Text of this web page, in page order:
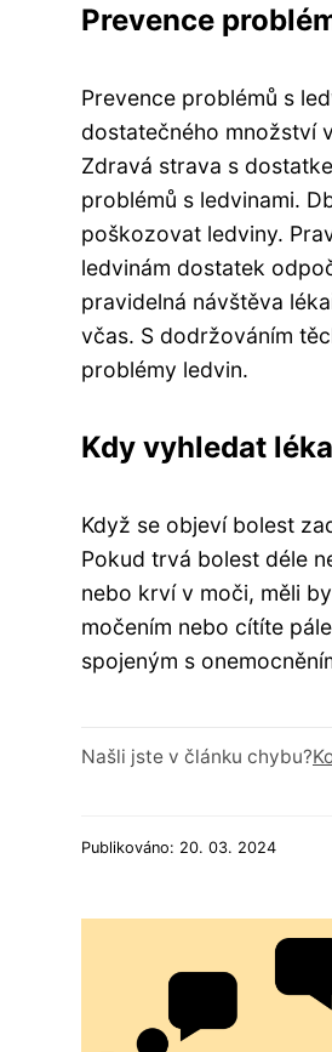
Prevence
Prevence problémů s
dostatečného množství
Zdravá strava s
problémů s ledvinami.
poškozovat ledviny.
ledvinám dostatek
pravidelná návštěva
včas. S dodržováním
problémy ledvin.
Kdy vyhledat
Když se objeví bolest
Pokud trvá bolest déle
nebo krví v moči, měli
močením nebo cítíte
spojeným s
Našli jste v článku chybu?
Publikováno: 20. 03. 2024